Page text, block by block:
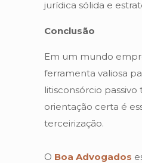
jurídica sólida e
Conclusão
Em um mundo
ferramenta valiosa
litisconsórcio
orientação certa é
terceirização.
O Boa Advogados